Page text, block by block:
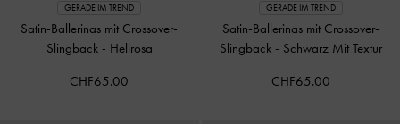
GERADE IM TREND
Satin-Ballerinas mit Crossover-
Slingback - Hellrosa
CHF65.00
GERADE IM TREND
Satin-Ballerinas mit Crossover-
Slingback - Schwarz Mit Textur
CHF65.00